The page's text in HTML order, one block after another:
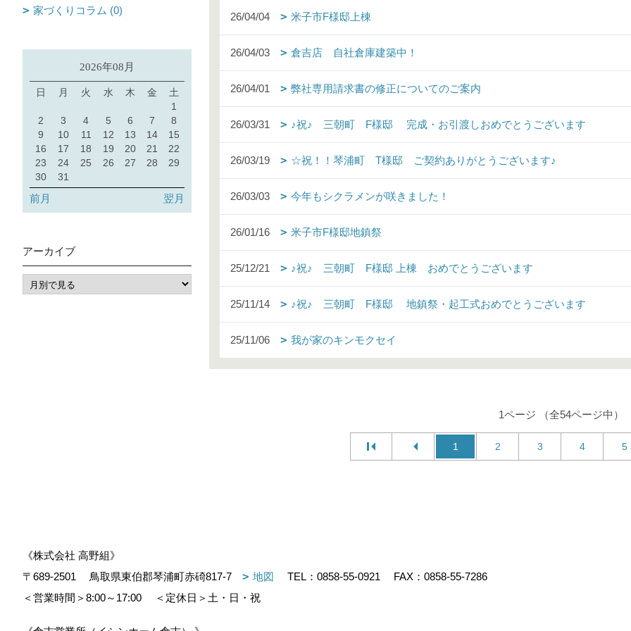
26/04/04 米子市F様邸上棟
26/04/03 倉吉店 自社倉庫建築中！
26/04/01 弊社専用請求書の修正についてのご案内
26/03/31 ♪祝♪ 三朝町 F様邸 完成・お引渡しおめでとうございます
26/03/19 ☆祝！！琴浦町 T様邸 ご契約ありがとうございます♪
26/03/03 今年もシクラメンが咲きました！
26/01/16 米子市F様邸地鎮祭
25/12/21 ♪祝♪ 三朝町 F様邸 上棟 おめでとうございます
25/11/14 ♪祝♪ 三朝町 F様邸 地鎮祭・起工式おめでとうございます
25/11/06 我が家のキンモクセイ
1ページ （全54ページ中）
1 2 3 4 5
家づくりコラム (0)
2026年08月
日 月 火 水 木 金
土
1
2
3 4 5 6 7
8
9
10 11 12 13 14
15
16
17 18 19 20 21
22
23
24 25 26 27 28
29
30
31
前月 翌月
アーカイブ
《株式会社 高野組》
〒689-2501
鳥取県東伯郡琴浦町赤碕817-7 地図 TEL： 0858-55-0921
FAX：0858-55-7286
＜営業時間＞8:00～17:00
＜定休日＞土・日・祝